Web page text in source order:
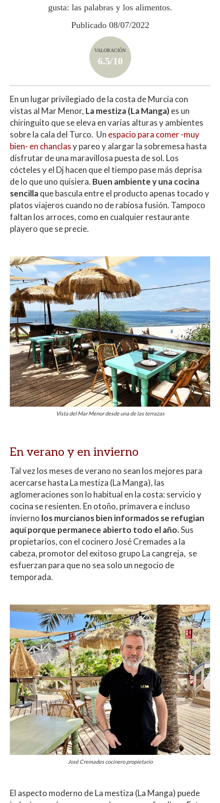
gusta: las palabras y los alimentos.
Publicado 08/07/2022
VALORACIÓN
6.5/10
En un lugar privilegiado de la costa de Murcia con
vistas al Mar Menor, La mestiza (La Manga)es un
chiringuito que se eleva en varias alturas y ambientes
sobre la cala del Turco. Un espacio para comer -muy
bien- en chanclasy pareo y alargar la sobremesa hasta
disfrutar de una maravillosa puesta de sol. Los
cócteles y el Dj hacen que el tiempo pase más deprisa
de lo que uno quisiera. Buen ambiente y una cocina
sencillaque bascula entre el producto apenas tocado y
platos viajeros cuando no de rabiosa fusión. Tampoco
faltan los arroces, como en cualquier restaurante
playero que se precie.
Vista del Mar Menor desde una de las terrazas
En verano y en invierno
Tal vez los meses de verano no sean los mejores para
acercarse hasta La mestiza (La Manga), las
aglomeraciones son lo habitual en la costa: servicio y
cocina se resienten. En otoño, primavera e incluso
invierno los murcianos bien informados se refugian
aquí porque permanece abierto todo el año.Sus
propietarios, con el cocinero José Cremades a la
cabeza, promotor del exitoso grupo La cangreja, se
esfuerzan para que no sea solo un negocio de
temporada.
José Cremades cocinero propietario
El aspecto moderno de La mestiza (La Manga) puede